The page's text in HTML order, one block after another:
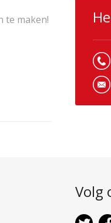
te maken!
Volg